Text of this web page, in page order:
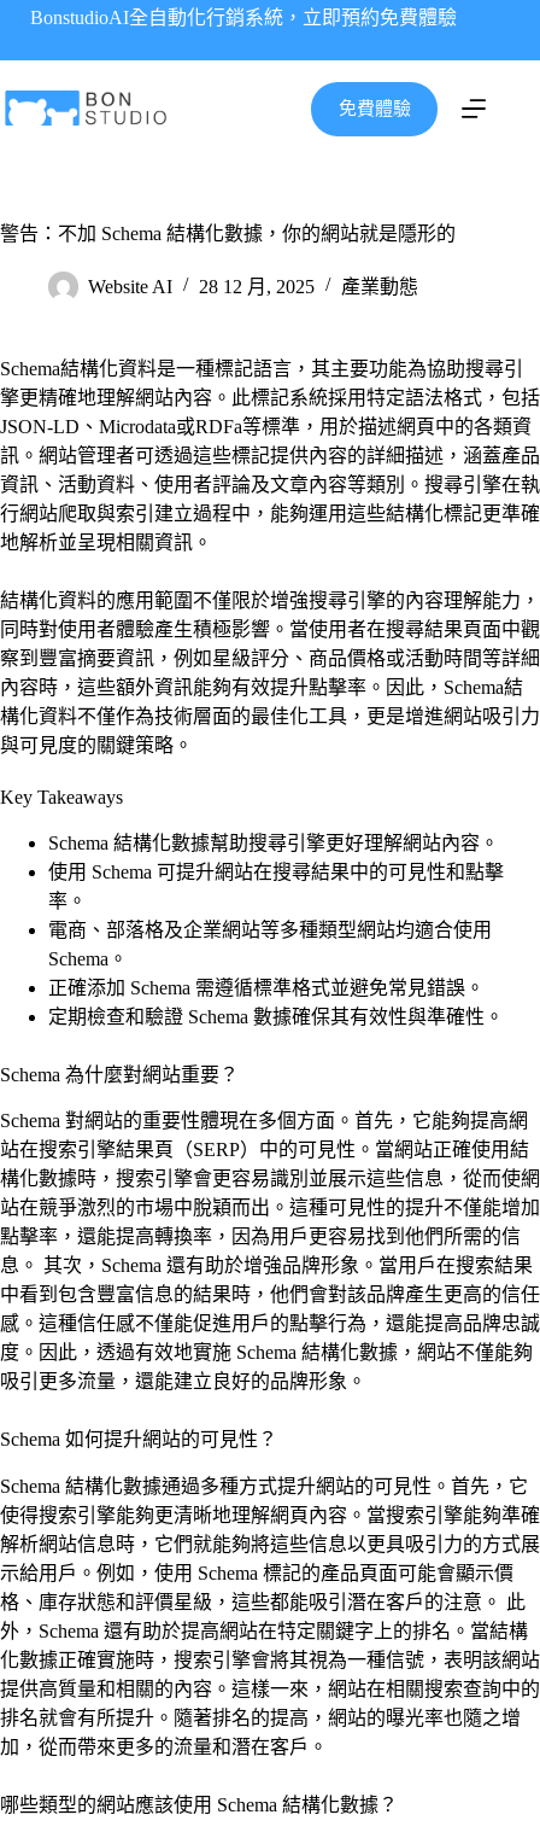
要
內
BonstudioAI全自動化行銷系統，立即預約免費體驗
免費體驗
警告：不加 Schema 結構化數據，你的網站就是隱形的
Website AI 28 12 月, 2025 產業動態
Schema結構化資料是一種標記語言，其主要功能為協助搜尋引
擎更精確地理解網站內容。此標記系統採用特定語法格式，包括
JSON-LD、Microdata或RDFa等標準，用於描述網頁中的各類資
訊。網站管理者可透過這些標記提供內容的詳細描述，涵蓋產品
資訊、活動資料、使用者評論及文章內容等類別。搜尋引擎在執
行網站爬取與索引建立過程中，能夠運用這些結構化標記更準確
地解析並呈現相關資訊。
結構化資料的應用範圍不僅限於增強搜尋引擎的內容理解能力，
同時對使用者體驗產生積極影響。當使用者在搜尋結果頁面中觀
察到豐富摘要資訊，例如星級評分、商品價格或活動時間等詳細
內容時，這些額外資訊能夠有效提升點擊率。因此，Schema結
構化資料不僅作為技術層面的最佳化工具，更是增進網站吸引力
與可見度的關鍵策略。
Key Takeaways
Schema 結構化數據幫助搜尋引擎更好理解網站內容。
使用 Schema 可提升網站在搜尋結果中的可見性和點擊
率。
電商、部落格及企業網站等多種類型網站均適合使用
Schema。
正確添加 Schema 需遵循標準格式並避免常見錯誤。
定期檢查和驗證 Schema 數據確保其有效性與準確性。
Schema 為什麼對網站重要？
Schema 對網站的重要性體現在多個方面。首先，它能夠提高網
站在搜索引擎結果頁（SERP）中的可見性。當網站正確使用結
構化數據時，搜索引擎會更容易識別並展示這些信息，從而使網
站在競爭激烈的市場中脫穎而出。這種可見性的提升不僅能增加
點擊率，還能提高轉換率，因為用戶更容易找到他們所需的信
息。 其次，Schema 還有助於增強品牌形象。當用戶在搜索結果
中看到包含豐富信息的結果時，他們會對該品牌產生更高的信任
感。這種信任感不僅能促進用戶的點擊行為，還能提高品牌忠誠
度。因此，透過有效地實施 Schema 結構化數據，網站不僅能夠
吸引更多流量，還能建立良好的品牌形象。
Schema 如何提升網站的可見性？
Schema 結構化數據通過多種方式提升網站的可見性。首先，它
使得搜索引擎能夠更清晰地理解網頁內容。當搜索引擎能夠準確
解析網站信息時，它們就能夠將這些信息以更具吸引力的方式展
示給用戶。例如，使用 Schema 標記的產品頁面可能會顯示價
格、庫存狀態和評價星級，這些都能吸引潛在客戶的注意。 此
外，Schema 還有助於提高網站在特定關鍵字上的排名。當結構
化數據正確實施時，搜索引擎會將其視為一種信號，表明該網站
提供高質量和相關的內容。這樣一來，網站在相關搜索查詢中的
排名就會有所提升。隨著排名的提高，網站的曝光率也隨之增
加，從而帶來更多的流量和潛在客戶。
哪些類型的網站應該使用 Schema 結構化數據？